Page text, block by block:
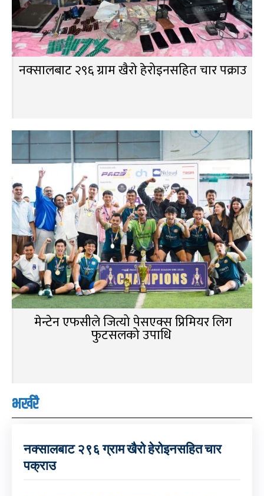
नक्सालबाट २९६ ग्राम खैरो हेरोइनसहित चार पक्राउ
मेन्टेन एफसीले जित्यो पेसएक्स प्रिमियर लिग
फुटसलको उपाधि
भर्खरै
नक्सालबाट २९६ ग्राम खैरो हेरोइनसहित चार
पक्राउ